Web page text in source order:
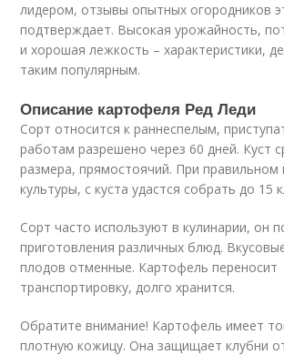
лидером, отзывы опытных огородников
подтверждает. Высокая урожайность,
и хорошая лежкость – характеристики,
таким популярным.
Описание картофеля Ред Леди
Сорт относится к раннеспелым,
работам разрешено через 60 дней. Куст
размера, прямостоячий. При
культуры, с куста удастся собрать до 15
Сорт часто используют в кулинарии, он
приготовления различных блюд.
плодов отменные. Картофель переносит
транспортировку, долго хранится.
Обратите внимание! Картофель имеет
плотную кожицу. Она защищает клубни